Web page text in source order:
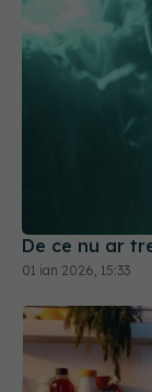
De ce nu ar
01 ian 2026, 15:33